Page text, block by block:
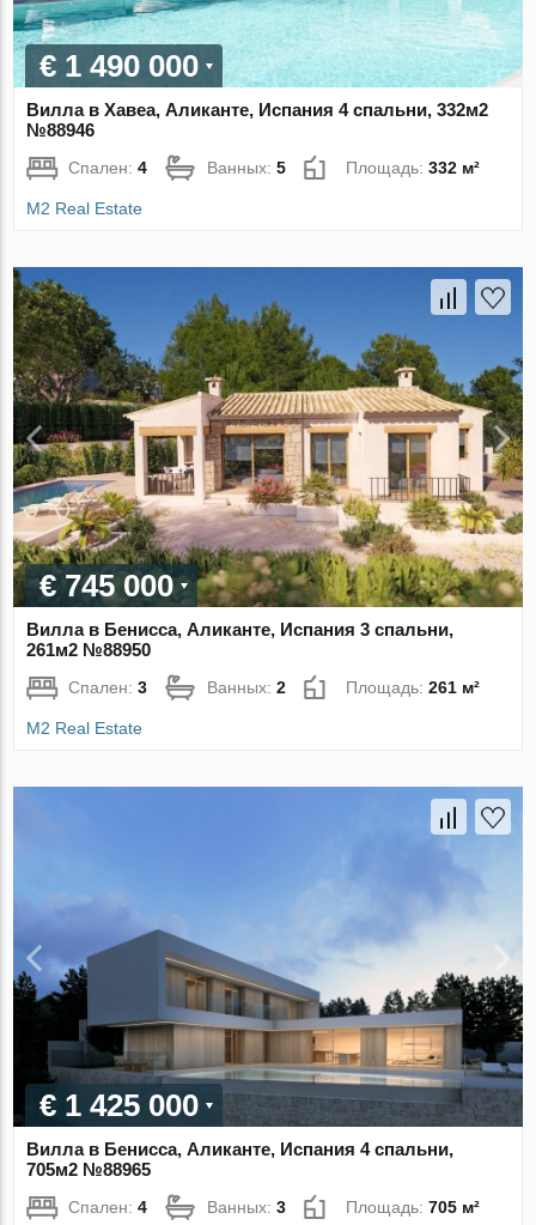
€ 1 490 000
Вилла в Хавеа, Аликанте, Испания 4 спальни, 332м2
№88946
Спален:4 Ванных:5 Площадь:332 м²
M2 Real Estate
€ 745 000
Вилла в Бенисса, Аликанте, Испания 3 спальни,
261м2 №88950
Спален:3 Ванных:2 Площадь:261 м²
M2 Real Estate
€ 1 425 000
Вилла в Бенисса, Аликанте, Испания 4 спальни,
705м2 №88965
Спален:4 Ванных:3 Площадь:705 м²